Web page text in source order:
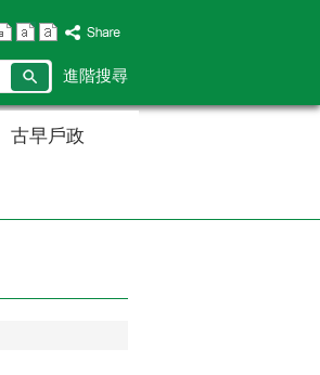
搜
尋
進階搜尋
古早戶政